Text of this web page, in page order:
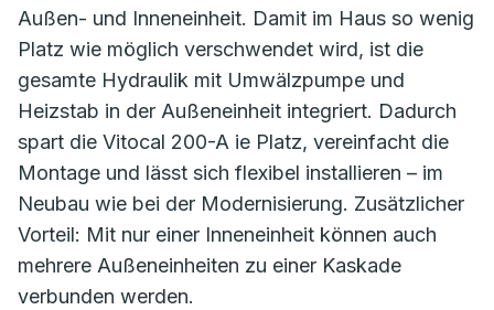
Außen- und Inneneinheit. Damit im Haus so wenig
Platz wie möglich verschwendet wird, ist die
gesamte Hydraulik mit Umwälzpumpe und
Heizstab in der Außeneinheit integriert. Dadurch
spart die Vitocal 200-A ie Platz, vereinfacht die
Montage und lässt sich flexibel installieren – im
Neubau wie bei der Modernisierung. Zusätzlicher
Vorteil: Mit nur einer Inneneinheit können auch
mehrere Außeneinheiten zu einer Kaskade
verbunden werden.